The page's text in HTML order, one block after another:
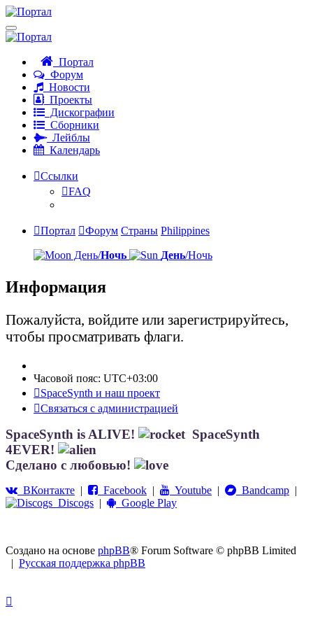
Портал
Форум
Новости
Проекты
Дискографии
Сборники
Лейблы
Календарь
Ссылки
FAQ
Портал Форум Страны Philippines
День/Ночь День/Ночь
Информация
Пожалуйста, войдите или зарегистрируйтесь,
чтобы просматривать флаги.
Часовой пояс: UTC+03:00
SpaceSynth и наш проект
Связаться с администрацией
SpaceSynth is ALIVE!
SpaceSynth
4EVER!
Сделано с любовью!
ВКонтакте | Facebook | Youtube | Bandcamp |
Discogs | Google Play
Создано на основе phpBB® Forum Software © phpBB Limited
| Русская поддержка phpBB